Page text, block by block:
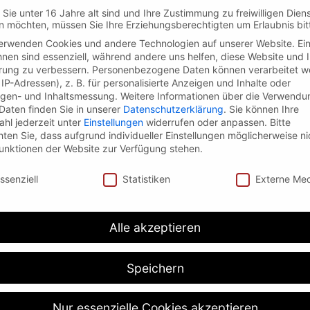
Dritter, auf deren Inhalte wir keinen Einfluss
der verlinkten Seiten ist stets der jeweilige Anbieter
auf mögliche Rechtsverstöße überprüft.
Kontrolle der verlinkten Seiten ist jedoch ohne
werden wir derartige Links umgehend
erstellt. Für die Richtigkeit, Vollständigkeit und
gemäß § 7 Abs.1 TMG für eigene Inhalte auf diesen
Diensteanbieter jedoch nicht verpflichtet, übermittelte
die auf eine rechtswidrige Tätigkeit hinweisen.
Gesetzen bleiben hiervon unberührt. Eine
Sie unter 16 Jahre alt sind und Ihre Zustimmung zu freiwilligen
möchten, müssen Sie Ihre Erziehungsberechtigten um Erlaubnis
Cookies und andere Technologien auf unserer Website.
sind essenziell, während andere uns helfen, diese Website und
zu verbessern. Personenbezogene Daten können verarbeitet
Adressen), z. B. für personalisierte Anzeigen und Inhalte oder
und Inhaltsmessung. Weitere Informationen über die
finden Sie in unserer Datenschutzerklärung. Sie können Ihre
jederzeit unter Einstellungen widerrufen oder anpassen. Bitte
Sie, dass aufgrund individueller Einstellungen möglicherweise
der Website zur Verfügung stehen.
Statistiken Externe
Alle akzeptieren
Speichern